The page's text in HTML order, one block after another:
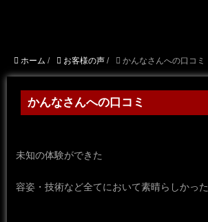
ホーム / お客様の声 / かんなさんへの口コミ
かんなさんへの口コミ
未知の体験ができた
容姿・技術など全てにおいて素晴らしかった